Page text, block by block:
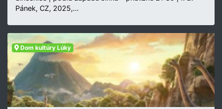
Pánek, CZ, 2025,…
Dom kultúry Lúky